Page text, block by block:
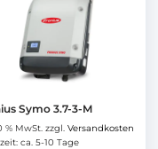
Symo 3.7-3-M
% MwSt. zzgl. Versandkosten
ca. 5-10 Tage